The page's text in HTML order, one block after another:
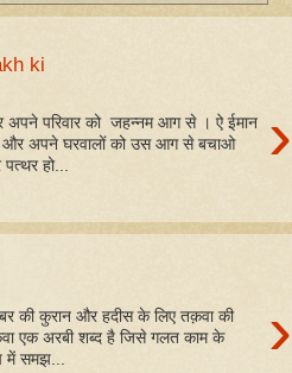
ki
›
परिवार को जहन्नम आग से । ऐ ईमान
और अपने घरवालों को उस आग से बचाओ
हो...
›
की कुरान और हदीस के लिए तक़वा की
एक अरबी शब्द है जिसे गलत काम के
समझ...